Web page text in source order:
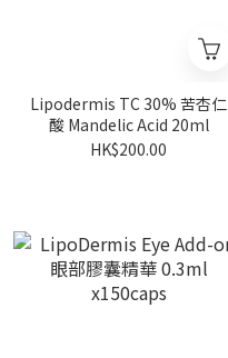
Lipodermis TC 30% 苦杏仁
酸 Mandelic Acid 20ml
HK$200.00